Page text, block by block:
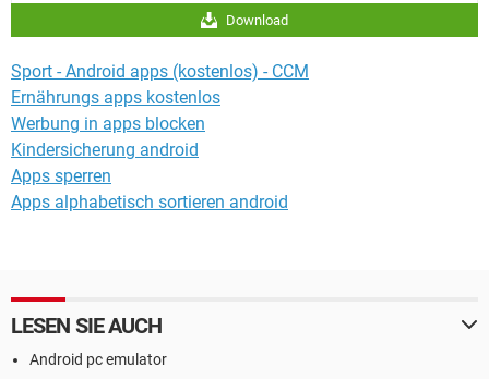
Download
Sport - Android apps (kostenlos) - CCM
Ernährungs apps kostenlos
Werbung in apps blocken
Kindersicherung android
Apps sperren
Apps alphabetisch sortieren android
LESEN SIE AUCH
Android pc emulator